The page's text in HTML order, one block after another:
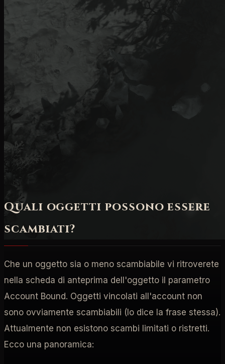
un'attività fondamentale per ottenere gli oggetti
desiderati per i propri personaggi. Molti oggetti del
gioco sono commerciabili e quindi hanno un valore. Il
valore commerciale di un oggetto dipende in larga
oggetti nelle prime fasi di una Stagione o del lancio
del gioco un valore piuttosto alto. Durante la ricerca
di oggetti, è importante sapere cosa si sta cercando
e quali oggetti possono valere la pena di essere
venduti.
Quali oggetti possono essere
scambiati?
Che un oggetto sia o meno scambiabile vi ritroverete
nella scheda di anteprima dell'oggetto il parametro
Account Bound. Oggetti vincolati all'account non
sono ovviamente scambiabili (lo dice la frase stessa).
Attualmente non esistono scambi limitati o ristretti.
Ecco una panoramica: